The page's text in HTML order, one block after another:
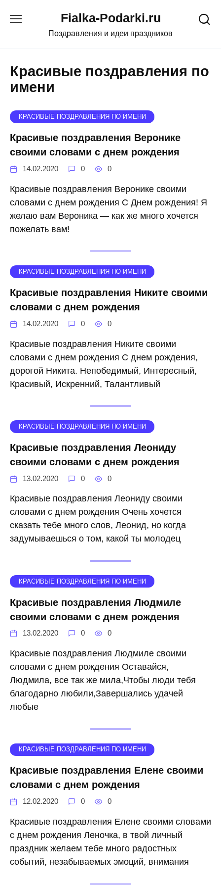
Fialka-Podarki.ru
Поздравления и идеи праздников
Красивые поздравления по
имени
КРАСИВЫЕ ПОЗДРАВЛЕНИЯ ПО ИМЕНИ
Красивые поздравления Веронике
своими словами с днем рождения
14.02.2020 0 0
Красивые поздравления Веронике своими
словами с днем рождения С Днем рождения! Я
желаю вам Вероника — как же много хочется
пожелать вам!
КРАСИВЫЕ ПОЗДРАВЛЕНИЯ ПО ИМЕНИ
Красивые поздравления Никите своими
словами с днем рождения
14.02.2020 0 0
Красивые поздравления Никите своими
словами с днем рождения С днем рождения,
дорогой Никита. Непобедимый, Интересный,
Красивый, Искренний, Талантливый
КРАСИВЫЕ ПОЗДРАВЛЕНИЯ ПО ИМЕНИ
Красивые поздравления Леониду
своими словами с днем рождения
13.02.2020 0 0
Красивые поздравления Леониду своими
словами с днем рождения Очень хочется
сказать тебе много слов, Леонид, но когда
задумываешься о том, какой ты молодец
КРАСИВЫЕ ПОЗДРАВЛЕНИЯ ПО ИМЕНИ
Красивые поздравления Людмиле
своими словами с днем рождения
13.02.2020 0 0
Красивые поздравления Людмиле своими
словами с днем рождения Оставайся,
Людмила, все так же мила,Чтобы люди тебя
благодарно любили,Завершались удачей
любые
КРАСИВЫЕ ПОЗДРАВЛЕНИЯ ПО ИМЕНИ
Красивые поздравления Елене своими
словами с днем рождения
12.02.2020 0 0
Красивые поздравления Елене своими словами
с днем рождения Леночка, в твой личный
праздник желаем тебе много радостных
событий, незабываемых эмоций, внимания